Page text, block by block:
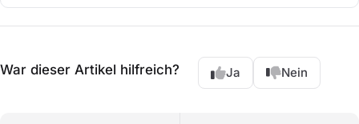
War dieser Artikel hilfreich? Ja Nein